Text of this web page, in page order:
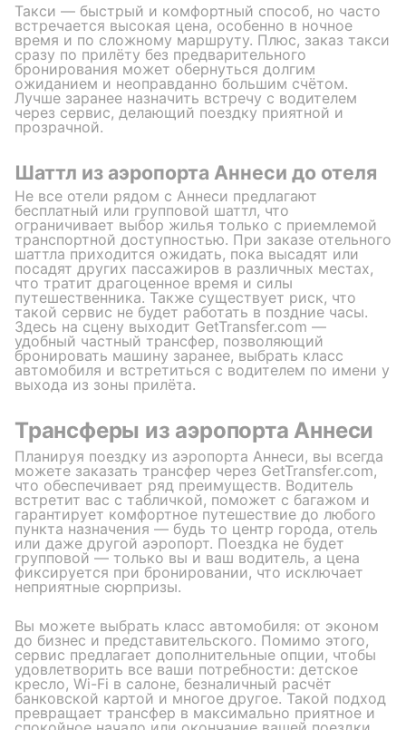
Такси — быстрый и комфортный способ, но часто
встречается высокая цена, особенно в ночное
время и по сложному маршруту. Плюс, заказ такси
сразу по прилёту без предварительного
бронирования может обернуться долгим
ожиданием и неоправданно большим счётом.
Лучше заранее назначить встречу с водителем
через сервис, делающий поездку приятной и
прозрачной.
Шаттл из аэропорта Аннеси до отеля
Не все отели рядом с Аннеси предлагают
бесплатный или групповой шаттл, что
ограничивает выбор жилья только с приемлемой
транспортной доступностью. При заказе отельного
шаттла приходится ожидать, пока высадят или
посадят других пассажиров в различных местах,
что тратит драгоценное время и силы
путешественника. Также существует риск, что
такой сервис не будет работать в поздние часы.
Здесь на сцену выходит GetTransfer.com —
удобный частный трансфер, позволяющий
бронировать машину заранее, выбрать класс
автомобиля и встретиться с водителем по имени у
выхода из зоны прилёта.
Трансферы из аэропорта Аннеси
Планируя поездку из аэропорта Аннеси, вы всегда
можете заказать трансфер через GetTransfer.com,
что обеспечивает ряд преимуществ. Водитель
встретит вас с табличкой, поможет с багажом и
гарантирует комфортное путешествие до любого
пункта назначения — будь то центр города, отель
или даже другой аэропорт. Поездка не будет
групповой — только вы и ваш водитель, а цена
фиксируется при бронировании, что исключает
неприятные сюрпризы.
Вы можете выбрать класс автомобиля: от эконом
до бизнес и представительского. Помимо этого,
сервис предлагает дополнительные опции, чтобы
удовлетворить все ваши потребности: детское
кресло, Wi-Fi в салоне, безналичный расчёт
банковской картой и многое другое. Такой подход
превращает трансфер в максимально приятное и